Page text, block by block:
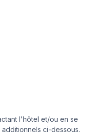
l'hôtel et/ou en se
ci-dessous.